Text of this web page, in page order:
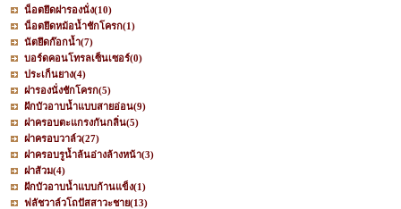
น็อตยึดฝารองนั่ง(10)
น็อตยึดหม้อน้ำชักโครก(1)
นัตยึดก๊อกน้ำ(7)
บอร์ดคอนโทรลเซ็นเซอร์(0)
ประเก็นยาง(4)
ฝารองนั่งชักโครก(5)
ฝักบัวอาบน้ำแบบสายอ่อน(9)
ฝาครอบตะแกรงกันกลิ่น(5)
ฝาครอบวาล์ว(27)
ฝาครอบรูน้ำล้นอ่างล้างหน้า(3)
ฝาส้วม(4)
ฝักบัวอาบน้ำแบบก้านแข็ง(1)
ฟลัชวาล์วโถปัสสาวะชาย(13)